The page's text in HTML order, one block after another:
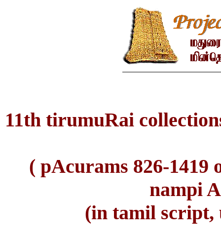
11th tirumuRai
( pAcurams 826-
nampi
(in tamil script,